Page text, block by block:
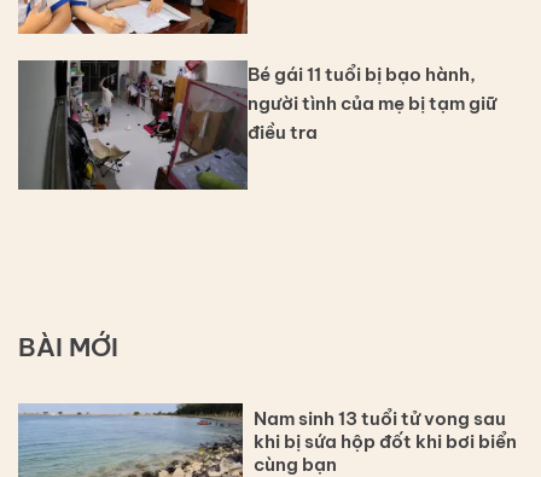
Bé gái 11 tuổi bị bạo hành,
người tình của mẹ bị tạm giữ
điều tra
BÀI MỚI
Nam sinh 13 tuổi tử vong sau
khi bị sứa hộp đốt khi bơi biển
cùng bạn